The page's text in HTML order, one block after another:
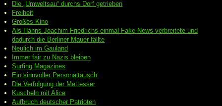
Die „Umweltsau“ durchs Dorf getrieben
Freiheit
Großes Kino
Als Hanns Joachim Friedrichs einmal Fake-News verbreitete und
dadurch die Berliner Mauer fällte
Neulich im Gauland
Immer fair zu Nazis bleiben
Surfing Magazines
Ein sinnvoller Personaltausch
Die Verfolgung der Mettesser
Kuscheln mit Alice
Aufbruch deutscher Patrioten